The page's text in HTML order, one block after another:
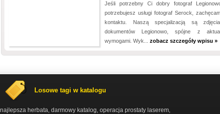
Jeśli potrzebny Ci dobry fotograf
potrzebujesz usługi fotograf Serock,
kontaktu. Naszą specjalizacją są
dokumentów Legionowo, spójne z
wymogami. Wyk... zobacz szczegóły wpisu »
Losowe tagi w katalogu
najlepsza herbata darmowy katalog operacja prostaty laserem